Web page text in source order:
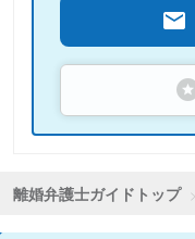
離婚弁護士ガイドトップ